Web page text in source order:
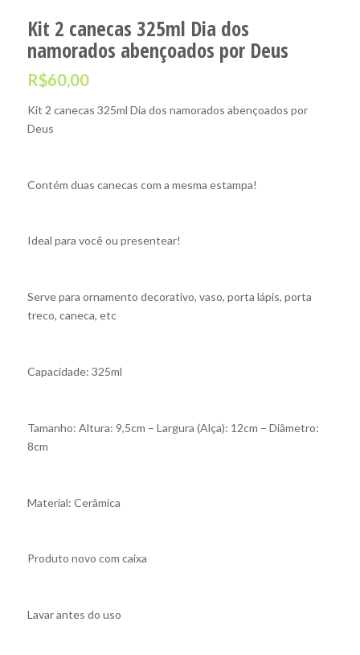
Kit 2 canecas 325ml Dia dos
namorados abençoados por Deus
R$60,00
Kit 2 canecas 325ml Dia dos namorados abençoados por
Deus
Contém duas canecas com a mesma estampa!
Ideal para você ou presentear!
Serve para ornamento decorativo, vaso, porta lápis, porta
treco, caneca, etc
Capacidade: 325ml
Tamanho: Altura: 9,5cm – Largura (Alça): 12cm – Diâmetro:
8cm
Material: Cerâmica
Produto novo com caixa
Lavar antes do uso